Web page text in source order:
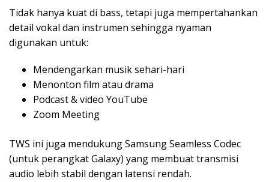
Tidak hanya kuat di bass, tetapi juga mempertahankan
detail vokal dan instrumen sehingga nyaman
digunakan untuk:
Mendengarkan musik sehari-hari
Menonton film atau drama
Podcast & video YouTube
Zoom Meeting
TWS ini juga mendukung Samsung Seamless Codec
(untuk perangkat Galaxy) yang membuat transmisi
audio lebih stabil dengan latensi rendah.